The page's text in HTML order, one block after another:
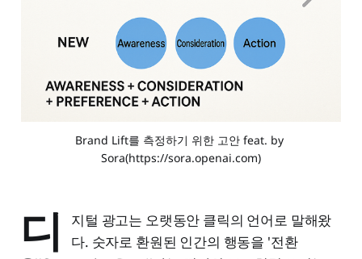
Brand Lift를 측정하기 위한 고안 feat. by
Sora(https://sora.openai.com)
디
지털 광고는 오랫동안 클릭의 언어로 말해왔
다. 숫자로 환원된 인간의 행동을 '전환